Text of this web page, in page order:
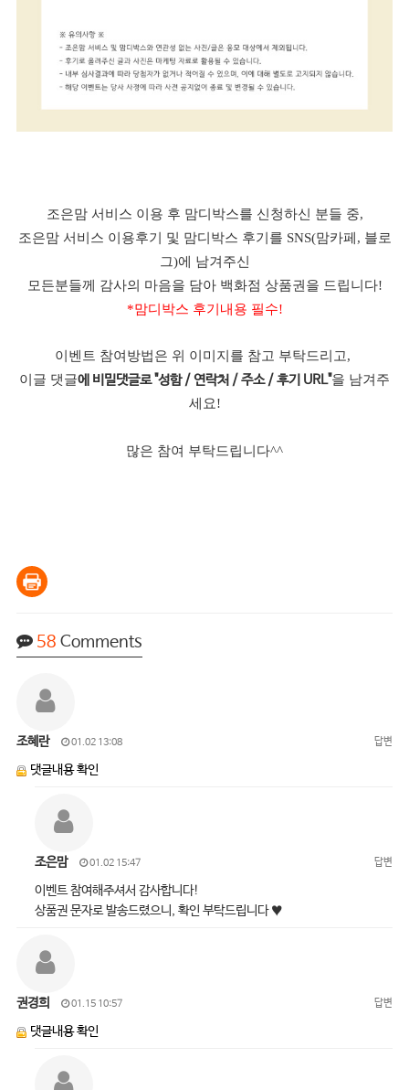
조은맘 서비스 이용 후 맘디박스를 신청하신 분들 중,
조은맘 서비스 이용후기 및 맘디박스 후기를 SNS(맘카페, 블로
그)에 남겨주신
모든분들께 감사의 마음을 담아 백화점 상품권을 드립니다!
*맘디박스 후기내용 필수!
이벤트 참여방법은 위 이미지를 참고 부탁드리고,
이글 댓글에 비밀댓글로 "성함 / 연락처 / 주소 / 후기 URL"을 남겨주
세요!
많은 참여 부탁드립니다^^
58 Comments
조혜란 01.02 13:08 답변
댓글내용 확인
조은맘 01.02 15:47 답변
이벤트 참여해주셔서 감사합니다!
상품권 문자로 발송드렸으니, 확인 부탁드립니다 ♥
권경희 01.15 10:57 답변
댓글내용 확인